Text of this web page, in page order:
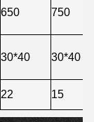
650 750
30*40 30*40
22 15